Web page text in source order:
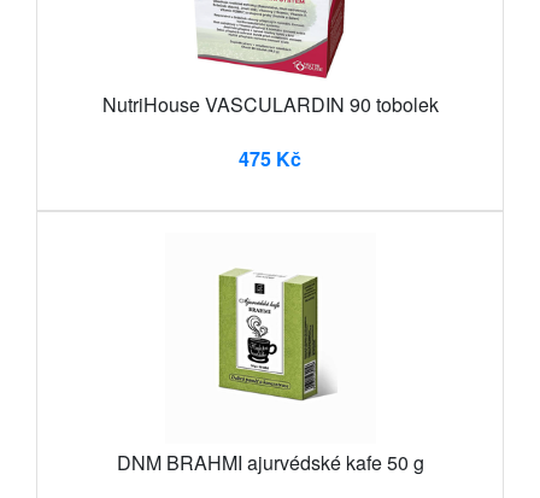
NutriHouse VASCULARDIN 90 tobolek
475 Kč
DNM BRAHMI ajurvédské kafe 50 g